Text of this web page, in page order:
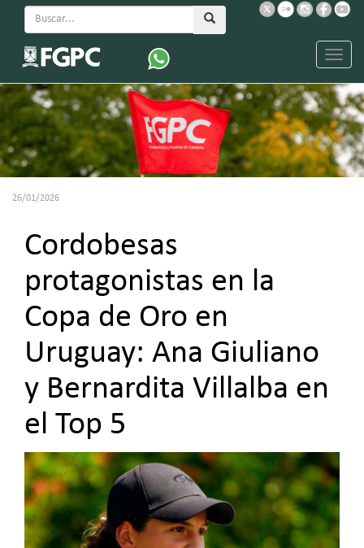
Menu
26/01/2026
Cordobesas
protagonistas en la
Copa de Oro en
Uruguay: Ana Giuliano
y Bernardita Villalba en
el Top 5